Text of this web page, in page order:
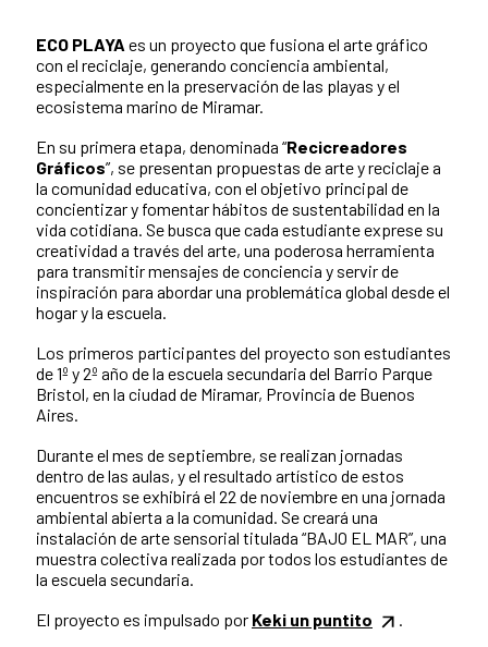
ECO PLAYA es un proyecto que fusiona el arte gráfico
con el reciclaje, generando conciencia ambiental,
especialmente en la preservación de las playas y el
ecosistema marino de Miramar.
En su primera etapa, denominada “Recicreadores
Gráficos”, se presentan propuestas de arte y reciclaje a
la comunidad educativa, con el objetivo principal de
concientizar y fomentar hábitos de sustentabilidad en la
vida cotidiana. Se busca que cada estudiante exprese su
creatividad a través del arte, una poderosa herramienta
para transmitir mensajes de conciencia y servir de
inspiración para abordar una problemática global desde el
hogar y la escuela.
Los primeros participantes del proyecto son estudiantes
de 1º y 2º año de la escuela secundaria del Barrio Parque
Bristol, en la ciudad de Miramar, Provincia de Buenos
Aires.
Durante el mes de septiembre, se realizan jornadas
dentro de las aulas, y el resultado artístico de estos
encuentros se exhibirá el 22 de noviembre en una jornada
ambiental abierta a la comunidad. Se creará una
instalación de arte sensorial titulada “BAJO EL MAR”, una
muestra colectiva realizada por todos los estudiantes de
la escuela secundaria.
El proyecto es impulsado por Keki un puntito